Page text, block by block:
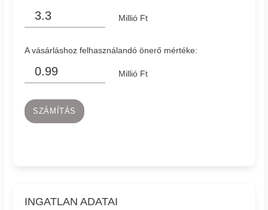
Millió Ft
A vásárláshoz felhasználandó önerő mértéke:
Millió Ft
SZÁMÍTÁS
INGATLAN ADATAI